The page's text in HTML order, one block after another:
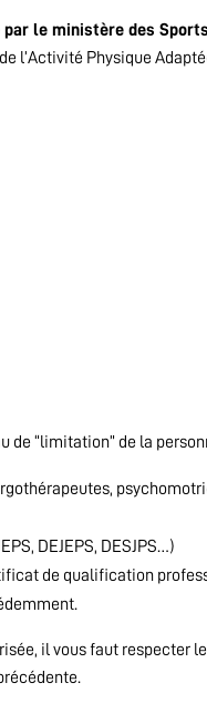
le ministère des
l’Activité Physique
de “limitation” de la
DEJEPS, DESJPS…)
de qualification
il vous faut respecter